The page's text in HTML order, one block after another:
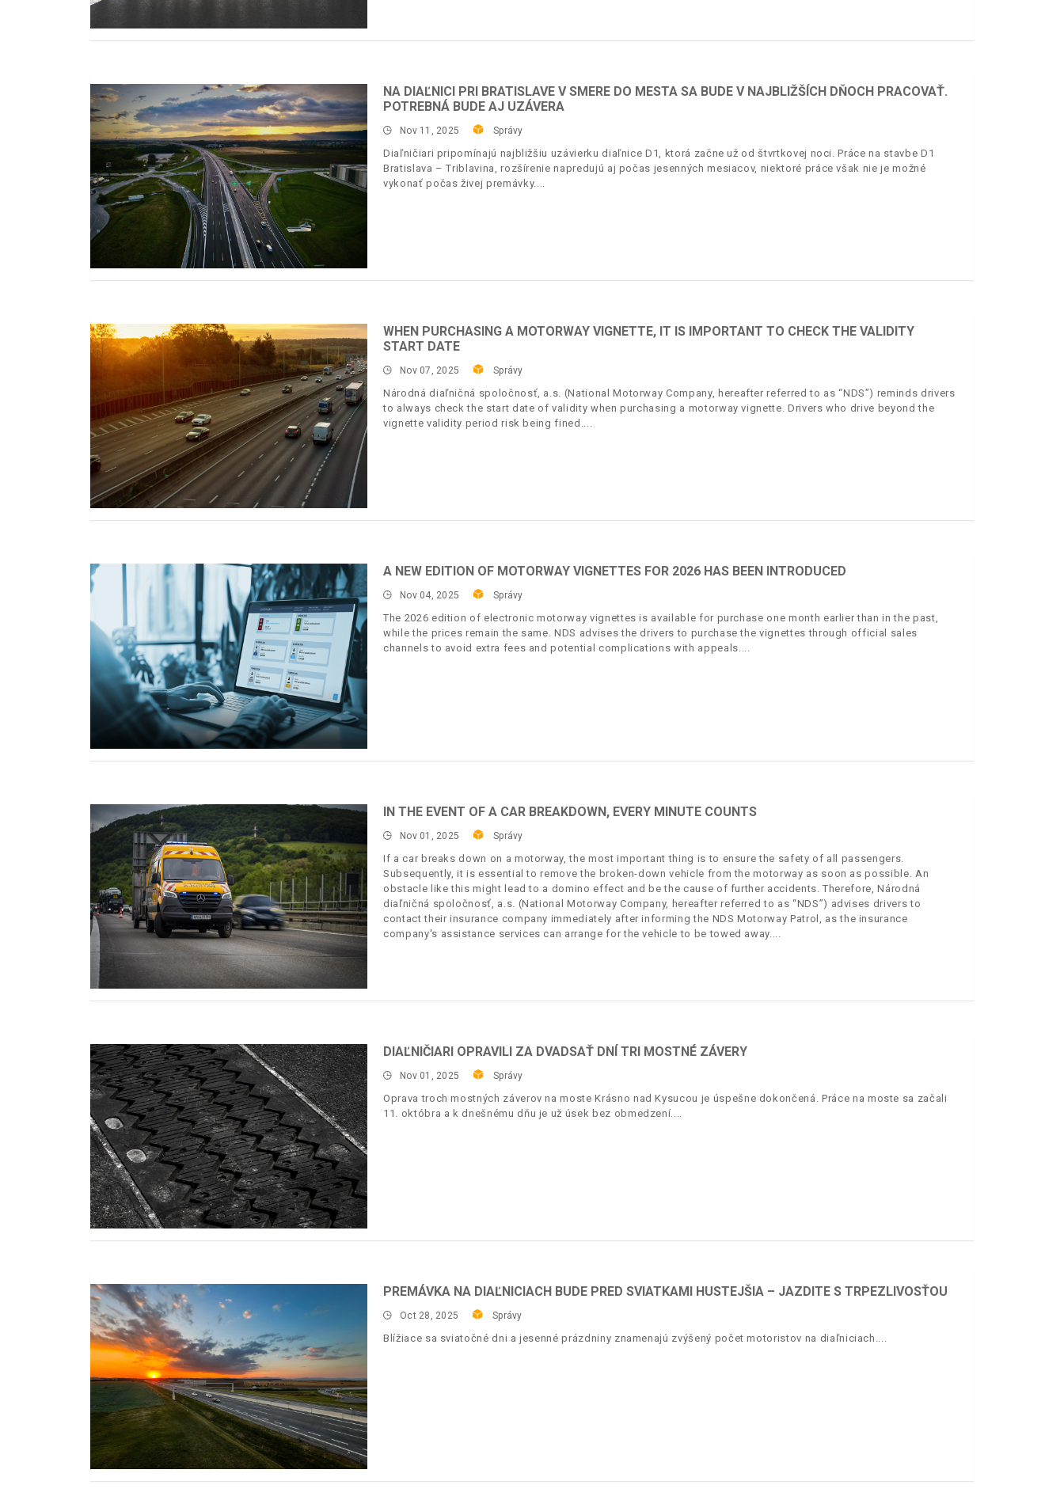
NA DIAĽNICI PRI BRATISLAVE V SMERE DO MESTA SA BUDE V NAJBLIŽŠÍCH DŇOCH PRACOVAŤ.
POTREBNÁ BUDE AJ UZÁVERA
Nov 11, 2025 Správy
Diaľničiari pripomínajú najbližšiu uzávierku diaľnice D1, ktorá začne už od štvrtkovej noci. Práce na stavbe D1
Bratislava – Triblavina, rozšírenie napredujú aj počas jesenných mesiacov, niektoré práce však nie je možné
vykonať počas živej premávky.
WHEN PURCHASING A MOTORWAY VIGNETTE, IT IS IMPORTANT TO CHECK THE VALIDITY
START DATE
Nov 07, 2025 Správy
Národná diaľničná spoločnosť, a.s. (National Motorway Company, hereafter referred to as “NDS”) reminds drivers
to always check the start date of validity when purchasing a motorway vignette. Drivers who drive beyond the
vignette validity period risk being fined.
A NEW EDITION OF MOTORWAY VIGNETTES FOR 2026 HAS BEEN INTRODUCED
Nov 04, 2025 Správy
The 2026 edition of electronic motorway vignettes is available for purchase one month earlier than in the past,
while the prices remain the same. NDS advises the drivers to purchase the vignettes through official sales
channels to avoid extra fees and potential complications with appeals.
IN THE EVENT OF A CAR BREAKDOWN, EVERY MINUTE COUNTS
Nov 01, 2025 Správy
If a car breaks down on a motorway, the most important thing is to ensure the safety of all passengers.
Subsequently, it is essential to remove the broken-down vehicle from the motorway as soon as possible. An
obstacle like this might lead to a domino effect and be the cause of further accidents. Therefore, Národná
diaľničná spoločnosť, a.s. (National Motorway Company, hereafter referred to as “NDS”) advises drivers to
contact their insurance company immediately after informing the NDS Motorway Patrol, as the insurance
company's assistance services can arrange for the vehicle to be towed away.
DIAĽNIČIARI OPRAVILI ZA DVADSAŤ DNÍ TRI MOSTNÉ ZÁVERY
Nov 01, 2025 Správy
Oprava troch mostných záverov na moste Krásno nad Kysucou je úspešne dokončená. Práce na moste sa začali
11. októbra a k dnešnému dňu je už úsek bez obmedzení.
PREMÁVKA NA DIAĽNICIACH BUDE PRED SVIATKAMI HUSTEJŠIA – JAZDITE S TRPEZLIVOSŤOU
Oct 28, 2025 Správy
Blížiace sa sviatočné dni a jesenné prázdniny znamenajú zvýšený počet motoristov na diaľniciach.